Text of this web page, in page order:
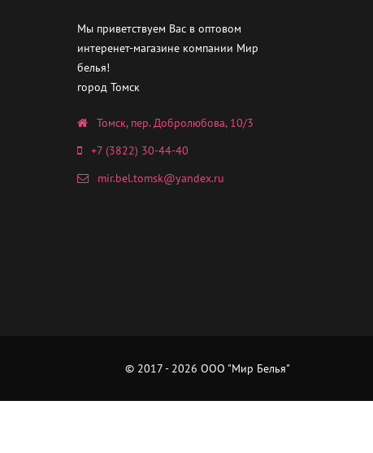
Мы приветствуем Вас в оптовом
интеренет-магазине компании Мир
белья!
город Томск
Томск, пер. Добролюбова, 10/3
+7 (3822) 30-44-40
mir.bel.tomsk@yandex.ru
© 2017 - 2026 ООО "Мир Белья"